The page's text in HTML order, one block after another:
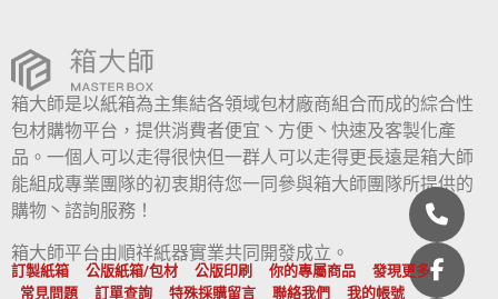
箱大師是以紙箱為主集結各領域包材廠商組合而成的綜合性
包材購物平台，提供消費者便宜丶方便丶快速及客製化產
品。一個人可以走得很快但一群人可以走得更長遠是箱大師
能組成專業團隊的初衷期待您一同參與箱大師團隊所提供的
購物丶諮詢服務！
箱大師平台由順祥紙器實業共同開發成立。
訂製紙箱 公版紙箱/包材 公版印刷 你的專屬商品
發現更多
常見問題
訂單查詢 特殊採購留言 聯絡我們
我的帳號